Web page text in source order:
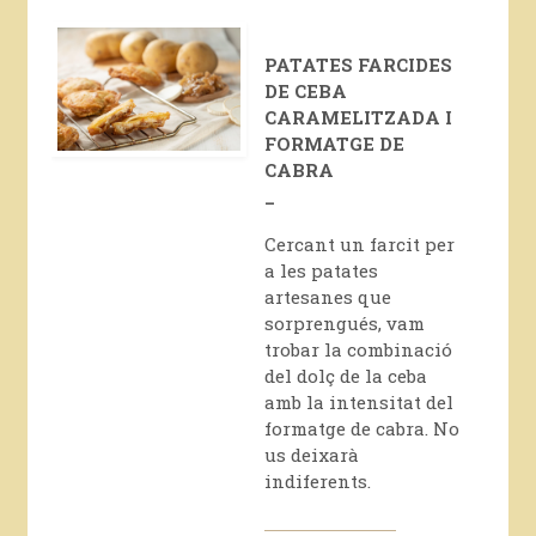
PATATES FARCIDES
DE CEBA
CARAMELITZADA I
FORMATGE DE
CABRA
_
Cercant un farcit per
a les patates
artesanes que
sorprengués, vam
trobar la combinació
del dolç de la ceba
amb la intensitat del
formatge de cabra. No
us deixarà
indiferents.